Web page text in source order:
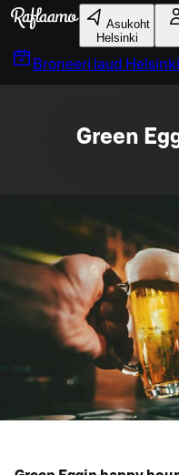
Liigu peamise sisu juurde
Asukoht
Helsinki
Broneeri laud Helsinki
Green